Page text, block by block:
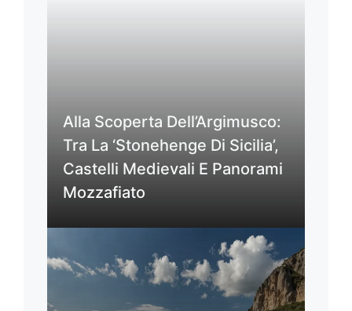
Alla Scoperta Dell’Argimusco:
Tra La ‘Stonehenge Di Sicilia’,
Castelli Medievali E Panorami
Mozzafiato